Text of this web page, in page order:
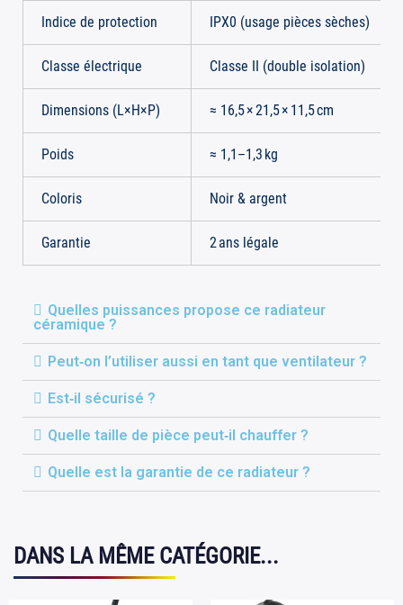
Indice de protection IPX0 (usage pièces sèches)
Classe électrique Classe II (double isolation)
Dimensions (L×H×P) ≈ 16,5 × 21,5 × 11,5 cm
Poids ≈ 1,1–1,3 kg
Coloris Noir & argent
Garantie 2 ans légale
Quelles puissances propose ce radiateur
céramique ?
Peut‑on l’utiliser aussi en tant que ventilateur ?
Est‑il sécurisé ?
Quelle taille de pièce peut‑il chauffer ?
Quelle est la garantie de ce radiateur ?
DANS LA MÊME CATÉGORIE...